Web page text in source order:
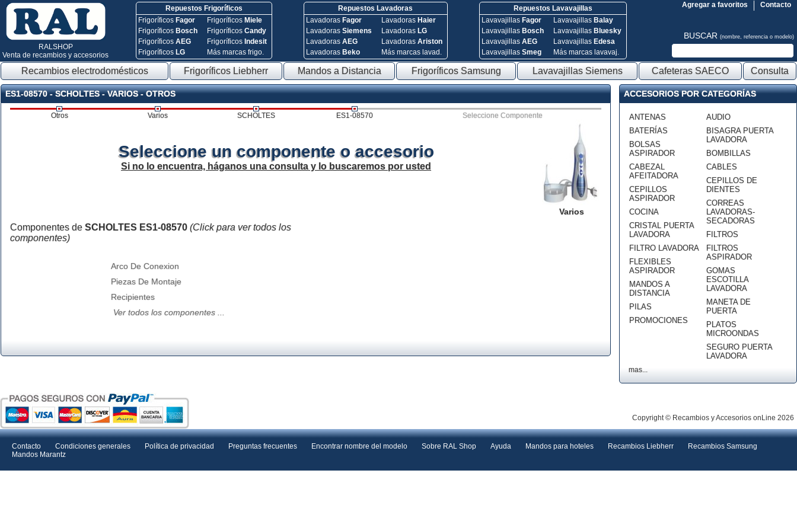
RALSHOP
Venta de recambios y accesorios
Repuestos Frigoríficos
Frigoríficos Fagor
Frigoríficos Bosch
FrigoríficosAEG
Frigoríficos LG
Frigoríficos Miele
FrigoríficosCandy
Frigoríficos Indesit
Más marcas frigo.
Repuestos Lavadoras
Lavadoras Fagor
Lavadoras Siemens
Lavadoras AEG
Lavadoras Beko
Lavadoras Haier
Lavadoras LG
Lavadoras Ariston
Más marcas lavad.
Repuestos Lavavajillas
Lavavajillas Fagor
Lavavajillas Bosch
Lavavajillas AEG
Lavavajillas Smeg
Lavavajillas Balay
Lavavajillas Bluesky
Lavavajillas Edesa
Más marcas lavavaj.
Contacto
Agregar a favoritos
BUSCAR (nombre, referencia o modelo)
Recambios electrodomésticos Frigoríficos Liebherr Mandos a Distancia Frigoríficos Samsung Lavavajillas Siemens Cafeteras SAECO Consulta
ES1-08570 - SCHOLTES - VARIOS - OTROS
Otros Varios SCHOLTES ES1-08570 Seleccione Componente
Varios
Seleccione un componente o accesorio
Si no lo encuentra, háganos una consulta y lo buscaremos por usted
Componentes de SCHOLTES ES1-08570 (Click para ver todos los
componentes)
Arco De Conexion
Piezas De Montaje
Recipientes
Ver todos los componentes ...
ACCESORIOS POR CATEGORÍAS
ANTENAS
BATERÍAS
BOLSAS
ASPIRADOR
CABEZAL
AFEITADORA
CEPILLOS
ASPIRADOR
COCINA
CRISTAL PUERTA
LAVADORA
FILTRO LAVADORA
FLEXIBLES
ASPIRADOR
MANDOS A
DISTANCIA
PILAS
PROMOCIONES
AUDIO
BISAGRA PUERTA
LAVADORA
BOMBILLAS
CABLES
CEPILLOS DE
DIENTES
CORREAS
LAVADORAS-
SECADORAS
FILTROS
FILTROS
ASPIRADOR
GOMAS
ESCOTILLA
LAVADORA
MANETA DE
PUERTA
PLATOS
MICROONDAS
SEGURO PUERTA
LAVADORA
mas...
Copyright © Recambios y Accesorios onLine 2026
Contacto Condiciones generales Política de privacidad Preguntas frecuentes Encontrar nombre del modelo Sobre RAL Shop Ayuda Mandos para hoteles Recambios Liebherr
Recambios Samsung
Mandos Marantz